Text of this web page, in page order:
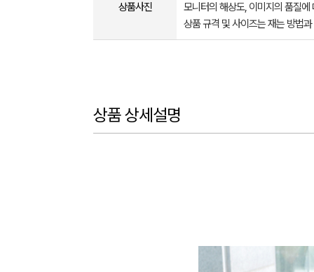
상품사진
모니터의 해상도, 이미지의 품질
상품 규격 및 사이즈는 재는 방법
상품 상세설명